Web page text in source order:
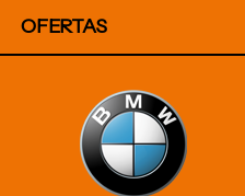
OFERTAS